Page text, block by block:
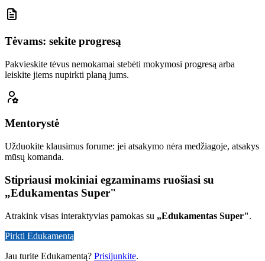
Tėvams: sekite progresą
Pakvieskite tėvus nemokamai stebėti mokymosi progresą arba
leiskite jiems nupirkti planą jums.
Mentorystė
Užduokite klausimus forume: jei atsakymo nėra medžiagoje, atsakys
mūsų komanda.
Stipriausi mokiniai egzaminams ruošiasi su
„Edukamentas Super"
Atrakink visas interaktyvias pamokas su „Edukamentas Super".
Pirkti Edukamentą
Jau turite Edukamentą? Prisijunkite.